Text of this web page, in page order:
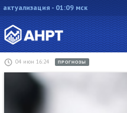
актуализация - 01:09 мск
04 июн 16:24 ПРОГНОЗЫ